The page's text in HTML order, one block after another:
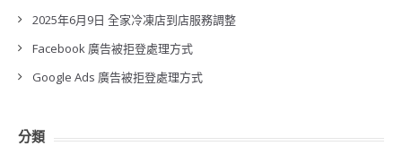
2025年6月9日 全家冷凍店到店服務調整
Facebook 廣告被拒登處理方式
Google Ads 廣告被拒登處理方式
分類